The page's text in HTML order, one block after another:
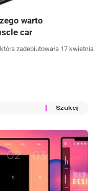
warto
car
zadebiutowała 17 kwietnia